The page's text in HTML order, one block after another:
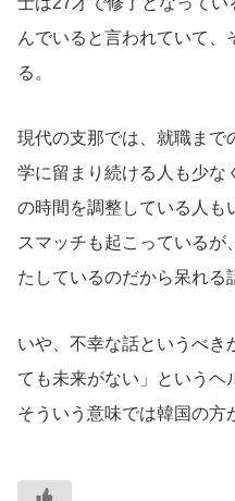
んでいると言われていて、
る。
現代の支那では、就職まで
学に留まり続ける人も少な
の時間を調整している人も
スマッチも起こっている
たしているのだから呆れる
いや、不幸な話というべき
ても未来がない」というヘ
そういう意味では韓国の方